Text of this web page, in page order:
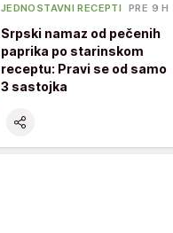
JEDNOSTAVNI RECEPTI PRE 9 H
Srpski namaz od pečenih
paprika po starinskom
receptu: Pravi se od samo
3 sastojka